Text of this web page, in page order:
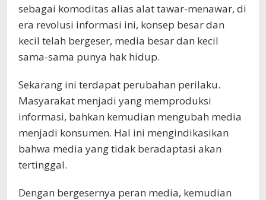
sebagai komoditas alias alat tawar-menawar, di
era revolusi informasi ini, konsep besar dan
kecil telah bergeser, media besar dan kecil
sama-sama punya hak hidup.
Sekarang ini terdapat perubahan perilaku.
Masyarakat menjadi yang memproduksi
informasi, bahkan kemudian mengubah media
menjadi konsumen. Hal ini mengindikasikan
bahwa media yang tidak beradaptasi akan
tertinggal.
Dengan bergesernya peran media, kemudian